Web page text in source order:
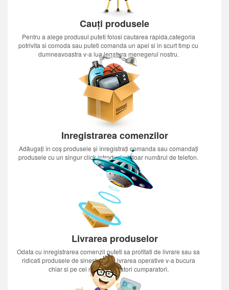
Cauți produsele
Pentru a alege produsul puteti folosi cautarea rapida,categoria
potrivita si comoda sau puteti comanda un apel si in scurt timp cu
dumneavoastra v-a lua legatura menegerul nostru.
Inregistrarea comenzilor
Adăugați în coș produsele și înregistrați comanda sau comandați
produsele cu un singur click introducînd doar numărul de telefon.
Livrarea produselor
Odata cu inregistrarea comenzii puteti sa profitati de livrare sau sa
ridicati produsele de sinestatator.Livrarea operative v-a bucura
chiar si pe cei mai nerabdatori cumparatori.